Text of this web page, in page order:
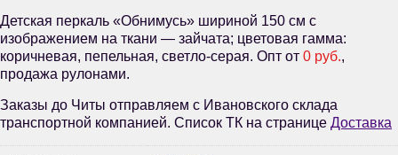
Детская перкаль «Обнимусь» шириной 150 см с
изображением на ткани — зайчата; цветовая гамма:
коричневая, пепельная, светло-серая. Опт от 0 руб.,
продажа рулонами.
Заказы до Читы отправляем с Ивановского склада
транспортной компанией. Список ТК на странице Доставка